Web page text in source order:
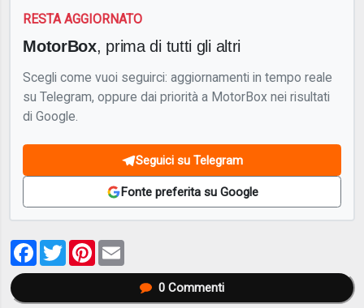
RESTA AGGIORNATO
MotorBox, prima di tutti gli altri
Scegli come vuoi seguirci: aggiornamenti in tempo reale
su Telegram, oppure dai priorità a MotorBox nei risultati
di Google.
Seguici su Telegram
Fonte preferita su Google
Facebook
TwitterPinterest
0Commenti